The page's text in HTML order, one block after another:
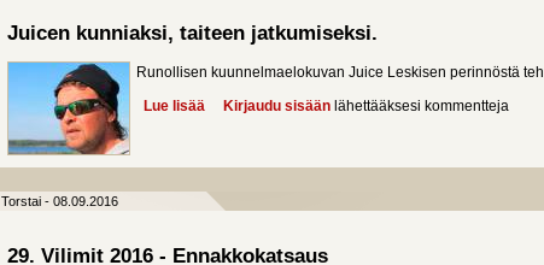
Juicen kunniaksi, taiteen jatkumiseksi.
Runollisen kuunnelmaelokuvan Juice Leskisen perinnöstä
Lue lisää about Juicen kunniaksi, taiteen jatkumiseksi.
Kirjaudu sisään lähettääksesi kommentteja
Torstai - 08.09.2016
29. Vilimit 2016 - Ennakkokatsaus